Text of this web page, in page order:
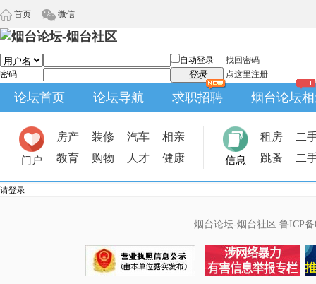
首页 微信
自动登录
找回密码
密码
登录 点这里注册
论坛首页 论坛导航 求职招聘 烟台论坛
门户
房产 装修 汽车
相亲
教育
购物 人才 健康 信息
租房
二
跳蚤
二
请登录
烟台论坛-烟台社区 鲁ICP备